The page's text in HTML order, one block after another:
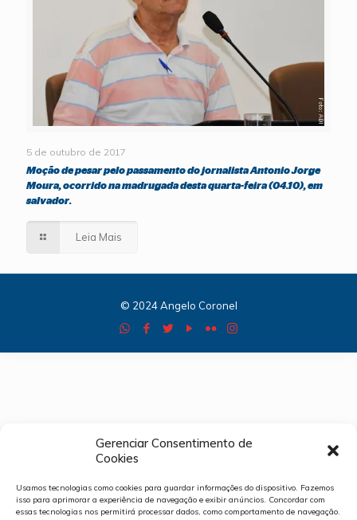
Gerenciar Consentimento de
Cookies
Usamos tecnologias como cookies para guardar informações do dispositivo. Fazemos
isso para aprimorar a experiência de navegação e exibir anúncios. Concordar com
essas tecnologias nos permitirá processar dados, como comportamento de navegação.
5 de outubro de 2017
Moção de pesar pelo passamento do jornalista Antonio Jorge
Moura, ocorrido na madrugada desta quarta-feira (04.10), em
salvador.
Leia Mais
© 2024 Angelo Coronel